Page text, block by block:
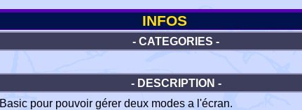
INFOS
- CATEGORIES -
- DESCRIPTION -
pour pouvoir gérer deux modes a l'écran.